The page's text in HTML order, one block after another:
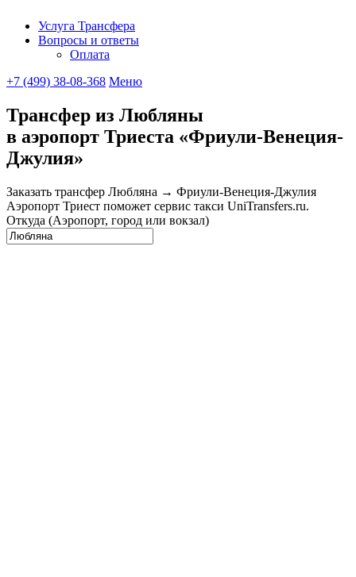
Услуга Трансфера
Вопросы и ответы
Оплата
+7 (499) 38-08-368 Меню
Трансфер из Любляны
в аэропорт Триеста «Фриули-Венеция-
Джулия»
Заказать трансфер Любляна → Фриули-Венеция-Джулия
Аэропорт Триест поможет сервис такси UniTransfers.ru.
Откуда (Аэропорт, город или вокзал)